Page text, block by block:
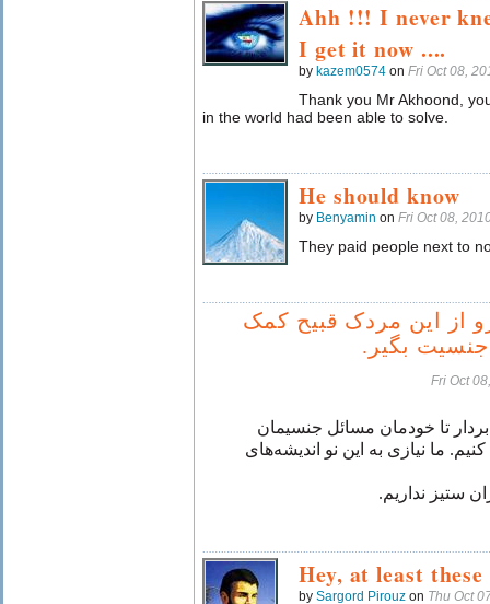
Ahh !!! I never
I get it now ....
by kazem0574 on Fri Oct 08,
Thank you Mr Akhoond,
in the world had been able to solve.
He should know
by Benyamin on Fri Oct 08,
They paid people next to
از این مردک قبیح کمک
بگیر.
Fri Oct
تا خودمان مسائل جنسیمان
ما نیازی به این نو اندیشه‌های
ستیز نداریم.
Hey, at least
by Sargord Pirouz on Thu Oct